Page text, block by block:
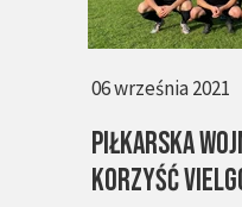
piłkarska
korzyść
06 września 2021